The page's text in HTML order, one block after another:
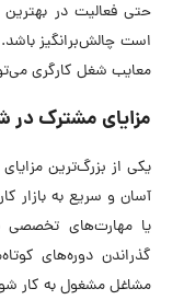
حتی فعالیت در
است چالش‌برانگیز
معایب شغل کارگری
مزایای مشترک در
یکی از بزرگ‌ترین
آسان و سریع به بازار
یا مهارت‌های تخصصی
گذراندن دوره‌های
مشاغل مشغول به کار